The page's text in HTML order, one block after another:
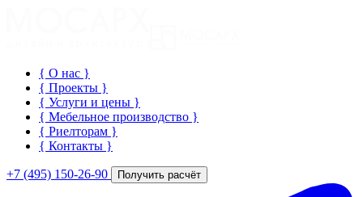
{ О нас }
{ Проекты }
{ Услуги и цены }
{ Мебельное производство }
{ Риелторам }
{ Контакты }
+7 (495) 150-26-90 Получить расчёт